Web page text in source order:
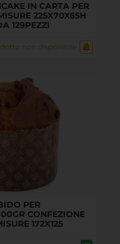
IN CARTA PER
225X70X65H
129PEZZI
non disponibile
PER
CONFEZIONE
172X125